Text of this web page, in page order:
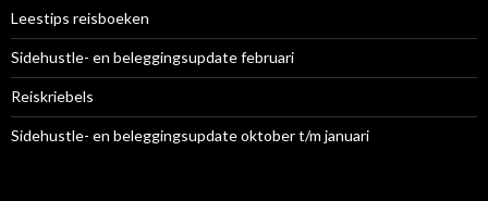
Leestips reisboeken
Sidehustle- en beleggingsupdate februari
Reiskriebels
Sidehustle- en beleggingsupdate oktober t/m januari